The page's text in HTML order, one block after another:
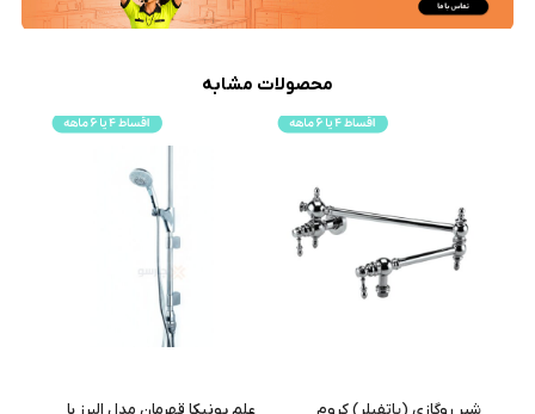
محصولات مشابه
شیر روگازی (پاتفیلر) کروم
علم یونیکا قهرمان مدل البرز با
علم دوش